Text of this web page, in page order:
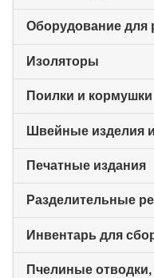
Оборудование для
Изоляторы
Поилки и кормушки
Швейные изделия
Печатные издания
Разделительные
Инвентарь для